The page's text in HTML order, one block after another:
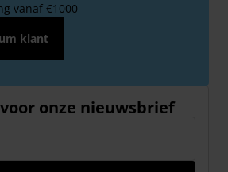
vanaf €1000
klant
onze nieuwsbrief